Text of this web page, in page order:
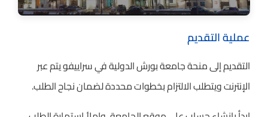
عملية التقديم
التقديم إلى منحة جامعة بورش الدولية في سراييفو يتم عبر
الإنترنت ويتطلب الالتزام بخطوات محددة لضمان نجاح الطلب.